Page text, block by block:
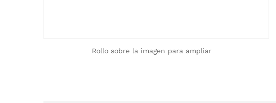
Rollo sobre la imagen para ampliar